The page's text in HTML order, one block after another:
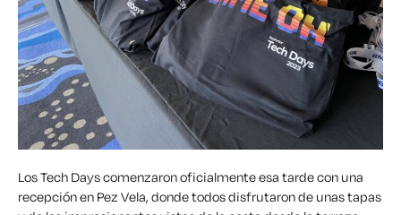
Los Tech Days comenzaron oficialmente esa tardecon una
recepción en Pez Vela, donde todos disfrutaron de unas tapas